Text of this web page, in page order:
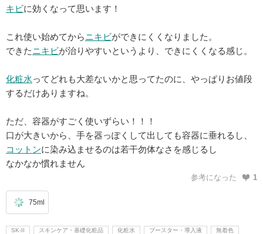
キビに効くなって思います！
これ使い始めてからニキビができにくくなりました。
できたニキビが治りやすいというより、できにくくなる感じ。
化粧水ってどれも大差ないかと思ってたのに、やっぱりお値段
するだけありますね。
ただ、容器がすごく使いずらい！！！
口が大きいから、手を器っぽくして出しても容器に垂れるし、
コットンに染み込ませるのは若干勿体なさを感じるし
なかなか慣れません
参考になった 1
75ml
SK-II スキンケア・基礎化粧品 化粧水 ブースター・導入液 無着色